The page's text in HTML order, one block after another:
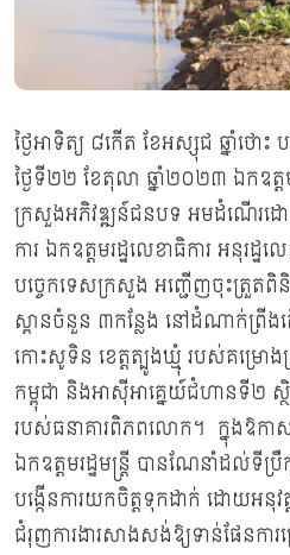
ថ្ងៃអាទិត្យ ៨កើត ខែអស្សុជ ឆ្នាំថ
ថ្ងៃទី២២ ខែតុលា ឆ្នាំ២០២៣ ឯកឧត្ត
ក្រសួងអភិវឌ្ឍន៍ជនបទ អមដំណើរដោយ
ការ ឯកឧត្តមរដ្ឋលេខាធិការ អនុរដ្ឋល
បច្ចេកទេសក្រសួង អញ្ជើញចុះត្រួតពិ
ស្ពានចំនួន ៣កន្លែង នៅដំណាក់ព្រី
កោះសូទិន ខេត្តត្បូងឃ្មុំ របស់គម្រោង
កម្ពុជា និងអាស៊ីអាគ្នេយ៍ជំហានទី២
របស់ធនាគារពិភពលោក។ ក្នុងឱកាស
ឯកឧត្តមរដ្ឋមន្ត្រី បានណែនាំដល់ទីប្រឹ
បង្កើនការយកចិត្តទុកដាក់ ដោយអនុវ
ជំរុញការងារសាងសង់ឱ្យទាន់ផែនកា